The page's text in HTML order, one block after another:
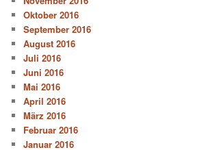
Oktober 2016
September 2016
August 2016
Juli 2016
Juni 2016
Mai 2016
April 2016
März 2016
Februar 2016
Januar 2016